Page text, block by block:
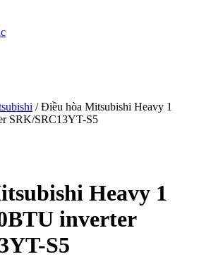
/ Điều hòa Mitsubishi Heavy 1
SRK/SRC13YT-S5
Heavy 1
inverter
S5